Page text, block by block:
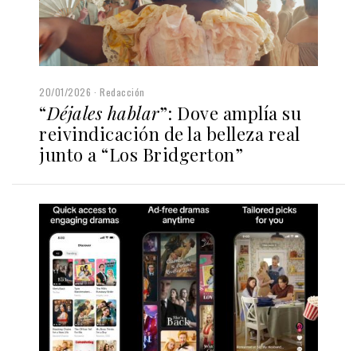
20/01/2026 Redacción
“Déjales hablar”: Dove amplía su
reivindicación de la belleza real
junto a “Los Bridgerton”